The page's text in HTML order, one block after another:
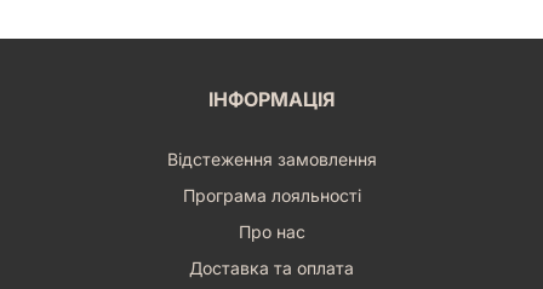
ІНФОРМАЦІЯ
Відстеження замовлення
Програма лояльності
Про нас
Доставка та оплата